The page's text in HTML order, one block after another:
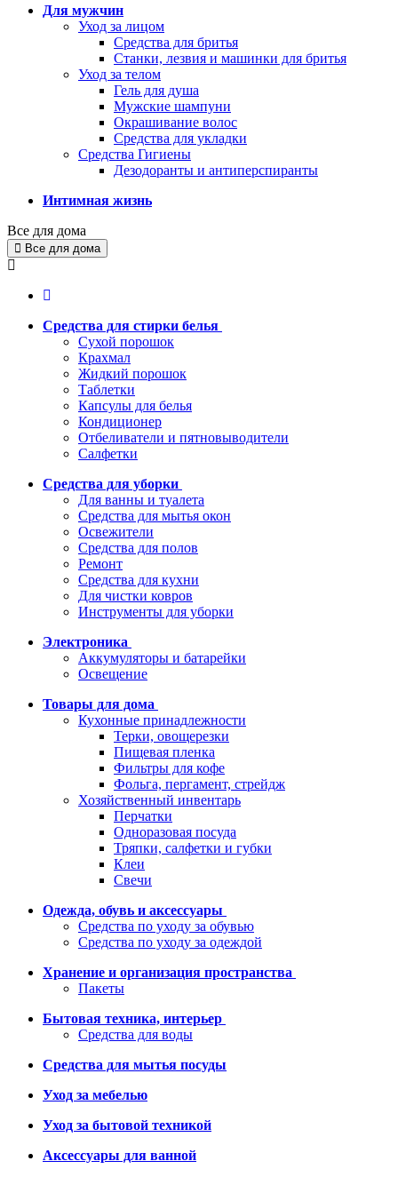
Для мужчин
Уход за лицом
Средства для бритья
Станки, лезвия и машинки для бритья
Уход за телом
Гель для душа
Мужские шампуни
Окрашивание волос
Средства для укладки
Средства Гигиены
Дезодоранты и антиперспиранты
Интимная жизнь
Все для дома
Все для дома
Средства для стирки белья
Сухой порошок
Крахмал
Жидкий порошок
Таблетки
Капсулы для белья
Кондиционер
Отбеливатели и пятновыводители
Салфетки
Средства для уборки
Для ванны и туалета
Средства для мытья окон
Освежители
Средства для полов
Ремонт
Средства для кухни
Для чистки ковров
Инструменты для уборки
Электроника
Аккумуляторы и батарейки
Освещение
Товары для дома
Кухонные принадлежности
Терки, овощерезки
Пищевая пленка
Фильтры для кофе
Фольга, пергамент, стрейдж
Хозяйственный инвентарь
Перчатки
Одноразовая посуда
Тряпки, салфетки и губки
Клеи
Свечи
Одежда, обувь и аксессуары
Средства по уходу за обувью
Средства по уходу за одеждой
Хранение и организация пространства
Пакеты
Бытовая техника, интерьер
Средства для воды
Средства для мытья посуды
Уход за мебелью
Уход за бытовой техникой
Аксессуары для ванной